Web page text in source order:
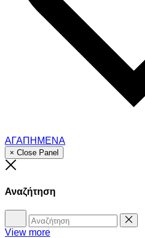
ΑΓΑΠΗΜΕΝΑ
× Close Panel
Αναζήτηση
Αναζήτηση Reset
View more